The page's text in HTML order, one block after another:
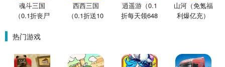
魂斗三国
（0.1折丧尸
西西三国
（0.1折送10
逍遥游（0.1
折每天领648
山河（免氪福
利爆亿充）
热门游戏